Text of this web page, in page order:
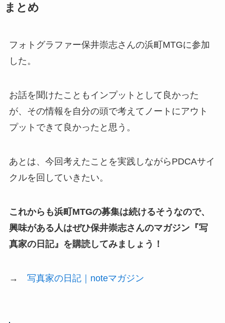
まとめ
フォトグラファー保井崇志さんの浜町MTGに参加
した。
お話を聞けたこともインプットとして良かった
が、その情報を自分の頭で考えてノートにアウト
プットできて良かったと思う。
あとは、今回考えたことを実践しながらPDCAサイ
クルを回していきたい。
これからも浜町MTGの募集は続けるそうなので、
興味がある人はぜひ保井崇志さんのマガジン『写
真家の日記』を購読してみましょう！
→ 写真家の日記｜noteマガジン